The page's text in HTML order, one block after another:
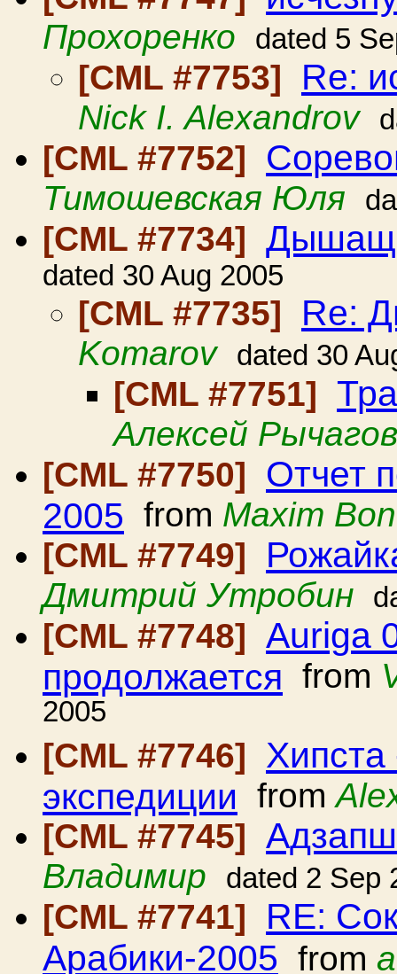
Прохоренко dated 5
[CML #7753] Re:
Nick I. Alexandrov
[CML #7752]
Тимошевская Юля
[CML #7734]
dated 30 Aug 2005
[CML #7735] Re:
Komarov dated 30
[CML #7751]
Алексей Рычагов
[CML #7750]
Отчет
2005 from Maxim
[CML #7749]
Дмитрий Утробин
[CML #7748] Auriga
продолжается from
2005
[CML #7746]
Хипста
экспедиции from
[CML #7745]
Владимир dated 2 Sep
[CML #7741]
RE:
Арабики-2005 from